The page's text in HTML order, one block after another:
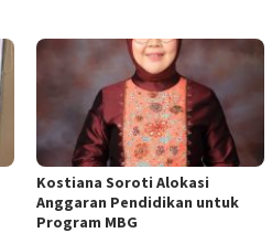
Kostiana Soroti Alokasi
Anggaran Pendidikan untuk
Program MBG